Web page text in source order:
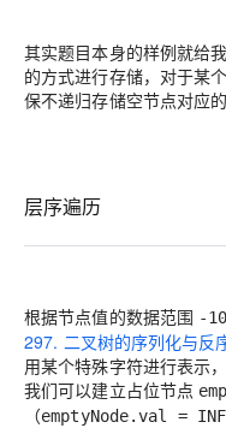
其实题目本身的样例就给
的方式进行存储，对于某
保不递归存储空节点对应的
层序遍历
根据节点值的数据范围 -
297. 二叉树的序列化与反
用某个特殊字符进行表示
我们可以建立占位节点
（emptyNode.val = INF